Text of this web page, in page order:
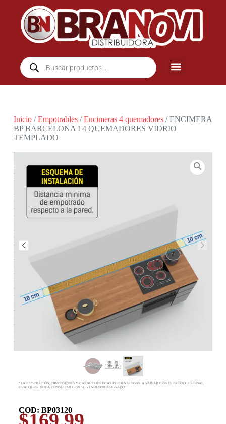
Inicio/Empotrables/Encimeras 4 quemadores/ ENCIMERA
BP BARCELONA I 4 QUEMADORES VIDRIO
TEMPLADO
*LA ILUSTRACIÓN, DIMENSIONES Y CARACTERISTICAS PUEDEN LLEGAR A VARIAR CON EL PRODUCTO FINAL,
CUALQUIER DUDA CONSULTAR CON SU VENDEDOR ASIGNADO
COD: BP03120